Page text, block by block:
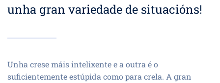
unha gran variedade de situacións!
Unha crese máis intelixente e a outra é o
suficientemente estúpida como para crela. A gran